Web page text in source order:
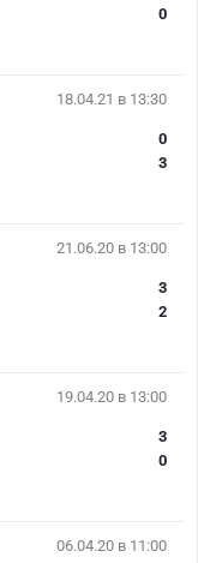
0
18.04.21 в 13:30
0
3
21.06.20 в 13:00
3
2
19.04.20 в 13:00
3
0
06.04.20 в 11:00